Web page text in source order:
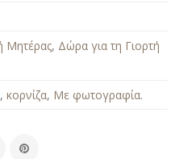
Μητέρας, Δώρα για τη Γιορτή
, κορνίζα, Με φωτογραφία.